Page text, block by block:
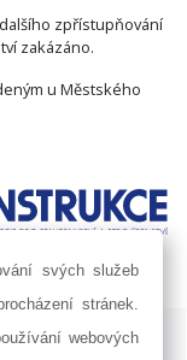
zpřístupňování
zakázáno.
u Městského
a.s. |
Nastavení
svých služeb
stránek.
webových